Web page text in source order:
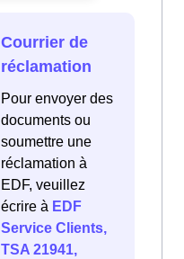
Courrier de
réclamation
Pour envoyer des
documents ou
soumettre une
réclamation à
EDF, veuillez
écrire à EDF
Service Clients,
TSA 21941,